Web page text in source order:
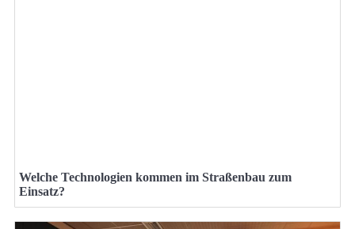
Welche Technologien kommen im Straßenbau zum
Einsatz?